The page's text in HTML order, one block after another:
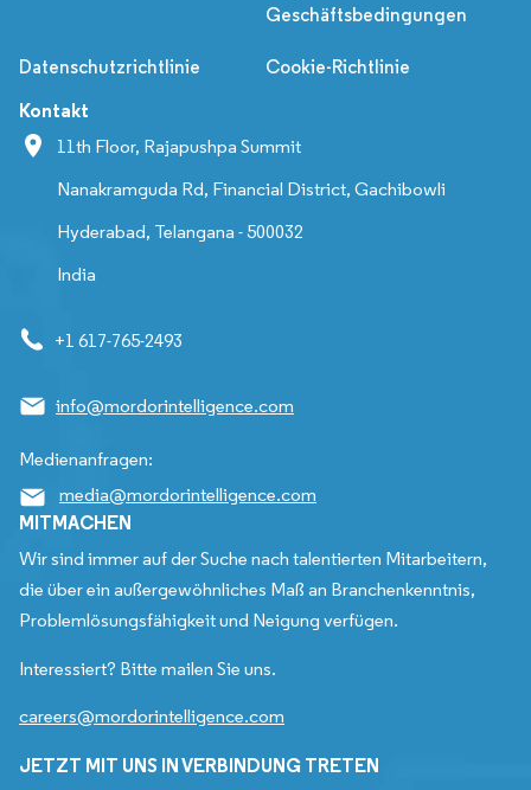
Geschäftsbedingungen
Datenschutzrichtlinie Cookie-Richtlinie
Kontakt
11th Floor, Rajapushpa Summit
Nanakramguda Rd, Financial District, Gachibowli
Hyderabad, Telangana - 500032
India
+1 617-765-2493
info@mordorintelligence.com
Medienanfragen:
media@mordorintelligence.com
MITMACHEN
Wir sind immer auf der Suche nach talentierten Mitarbeitern,
die über ein außergewöhnliches Maß an Branchenkenntnis,
Problemlösungsfähigkeit und Neigung verfügen.
Interessiert? Bitte mailen Sie uns.
careers@mordorintelligence.com
JETZT MIT UNS IN VERBINDUNG TRETEN